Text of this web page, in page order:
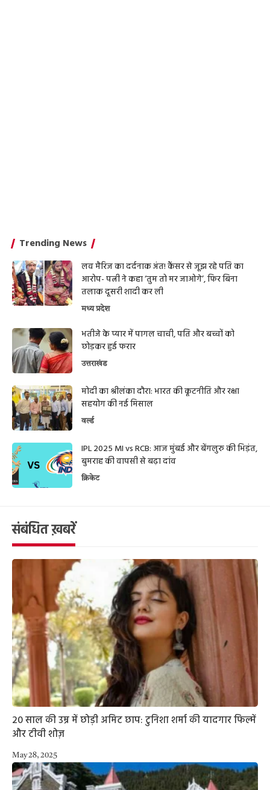
Trending News
लव मैरिज का दर्दनाक अंत! कैंसर से जूझ रहे पति का
आरोप- पत्नी ने कहा ‘तुम तो मर जाओगे’, फिर बिना
तलाक दूसरी शादी कर ली
मध्य प्रदेश
भतीजे के प्यार में पागल चाची, पति और बच्चों को
छोड़कर हुई फरार
उत्तराखंड
मोदी का श्रीलंका दौरा: भारत की कूटनीति और रक्षा
सहयोग की नई मिसाल
वर्ल्ड
IPL 2025 MI vs RCB: आज मुंबई और बेंगलुरु की भिड़ंत,
बुमराह की वापसी से बढ़ा दांव
क्रिकेट
संबंधित ख़बरें
20 साल की उम्र में छोड़ी अमिट छाप: टुनिशा शर्मा की यादगार फिल्में
और टीवी शोज़
May 28, 2025